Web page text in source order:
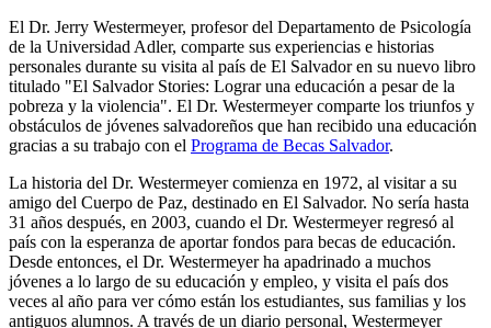
El Dr. Jerry Westermeyer, profesor del Departamento de Psicología
de la Universidad Adler, comparte sus experiencias e historias
personales durante su visita al país de El Salvador en su nuevo libro
titulado "El Salvador Stories: Lograr una educación a pesar de la
pobreza y la violencia". El Dr. Westermeyer comparte los triunfos y
obstáculos de jóvenes salvadoreños que han recibido una educación
gracias a su trabajo con el Programa de Becas Salvador.
La historia del Dr. Westermeyer comienza en 1972, al visitar a su
amigo del Cuerpo de Paz, destinado en El Salvador. No sería hasta
31 años después, en 2003, cuando el Dr. Westermeyer regresó al
país con la esperanza de aportar fondos para becas de educación.
Desde entonces, el Dr. Westermeyer ha apadrinado a muchos
jóvenes a lo largo de su educación y empleo, y visita el país dos
veces al año para ver cómo están los estudiantes, sus familias y los
antiguos alumnos. A través de un diario personal, Westermeyer